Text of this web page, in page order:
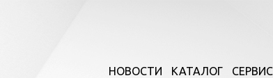
НОВОСТИ КАТАЛОГ СЕРВИС